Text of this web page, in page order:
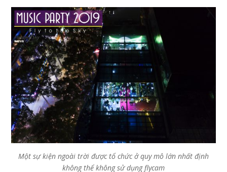
Một sự kiện ngoài trời được tổ chức ở quy mô lớn nhất định
không thể không sử dụng flycam